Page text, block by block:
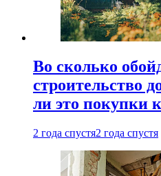
Во сколько
строительство
ли это покупки
2 года спустя2 года спустя